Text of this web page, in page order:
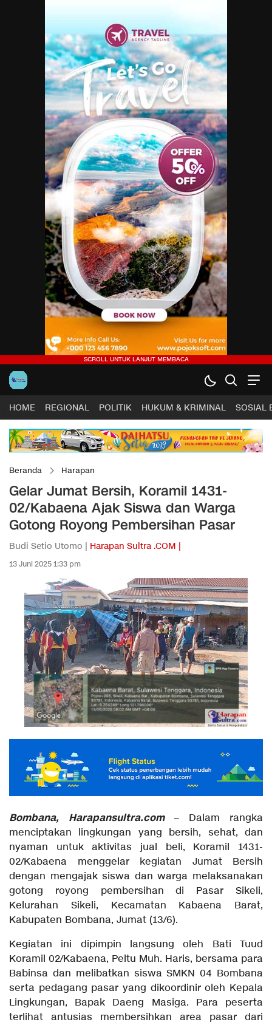
HOME REGIONAL POLITIK HUKUM & KRIMINAL SOSIAL
Beranda Harapan
Gelar Jumat Bersih, Koramil 1431-
02/Kabaena Ajak Siswa dan Warga
Gotong Royong Pembersihan Pasar
Budi Setio Utomo | Harapan Sultra .COM |
13 Juni 2025 1:33 pm
Bombana, Harapansultra.com
– Dalam rangka
menciptakan lingkungan yang bersih, sehat, dan
nyaman untuk aktivitas jual beli, Koramil 1431-
02/Kabaena menggelar kegiatan Jumat Bersih
dengan mengajak siswa dan warga melaksanakan
gotong royong pembersihan di Pasar Sikeli,
Kelurahan Sikeli, Kecamatan Kabaena Barat,
Kabupaten Bombana, Jumat (13/6).
Kegiatan ini dipimpin langsung oleh Bati Tuud
Koramil 02/Kabaena, Peltu Muh. Haris, bersama para
Babinsa dan melibatkan siswa SMKN 04 Bombana
serta pedagang pasar yang dikoordinir oleh Kepala
Lingkungan, Bapak Daeng Masiga. Para peserta
terlihat antusias membersihkan area pasar dari